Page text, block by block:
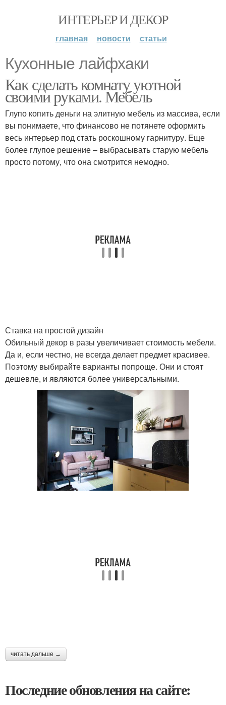
ИНТЕРЬЕР И ДЕКОР
главная новости статьи
Кухонные лайфхаки
Как сделать комнату уютной
своими руками. Мебель
Глупо копить деньги на элитную мебель из массива, если
вы понимаете, что финансово не потянете оформить
весь интерьер под стать роскошному гарнитуру. Еще
более глупое решение – выбрасывать старую мебель
просто потому, что она смотрится немодно.
Ставка на простой дизайн
Обильный декор в разы увеличивает стоимость мебели.
Да и, если честно, не всегда делает предмет красивее.
Поэтому выбирайте варианты попроще. Они и стоят
дешевле, и являются более универсальными.
читать дальше →
Последние обновления на сайте: